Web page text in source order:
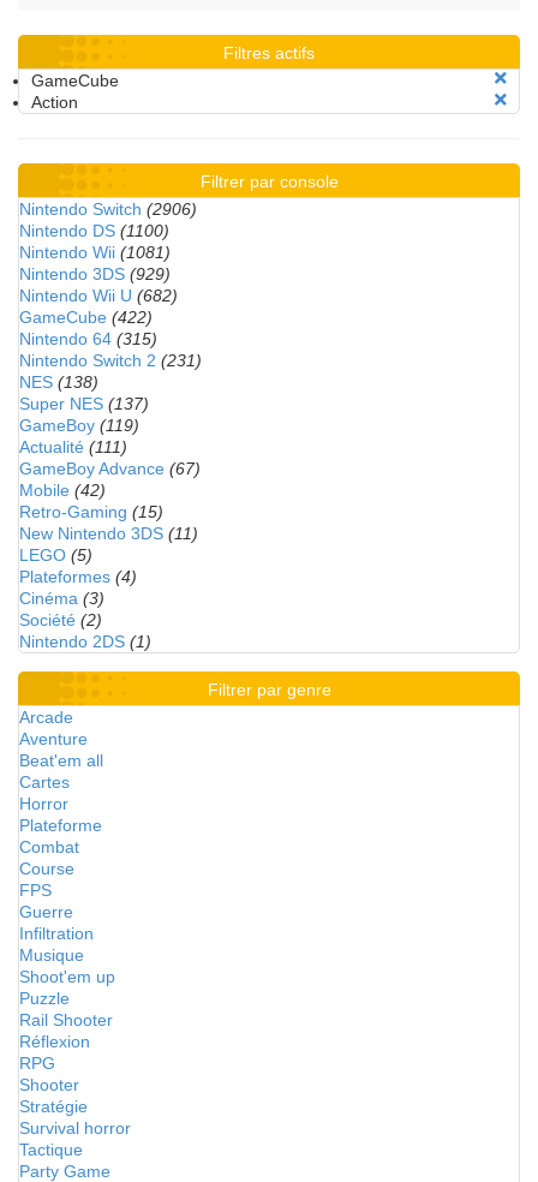
Filtres actifs
GameCube
Action
Filtrer par console
Nintendo Switch (2906)
Nintendo DS (1100)
Nintendo Wii (1081)
Nintendo 3DS (929)
Nintendo Wii U (682)
GameCube (422)
Nintendo 64 (315)
Nintendo Switch 2 (231)
NES (138)
Super NES (137)
GameBoy (119)
Actualité (111)
GameBoy Advance (67)
Mobile (42)
Retro-Gaming (15)
New Nintendo 3DS (11)
LEGO (5)
Plateformes (4)
Cinéma (3)
Société (2)
Nintendo 2DS (1)
Filtrer par genre
Arcade
Aventure
Beat'em all
Cartes
Horror
Plateforme
Combat
Course
FPS
Guerre
Infiltration
Musique
Shoot'em up
Puzzle
Rail Shooter
Réflexion
RPG
Shooter
Stratégie
Survival horror
Tactique
Party Game